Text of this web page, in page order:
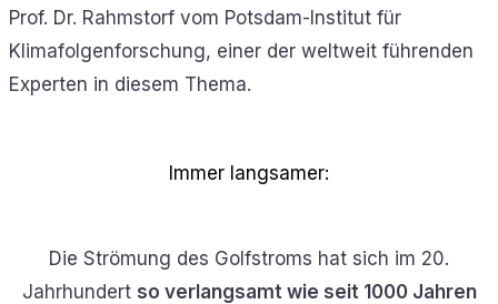
Prof. Dr. Rahmstorf vom Potsdam-Institut für
Klimafolgenforschung, einer der weltweit führenden
Experten in diesem Thema.
Immer langsamer:
Die Strömung des Golfstroms hat sich im 20.
Jahrhundert so verlangsamt wie seit 1000 Jahren